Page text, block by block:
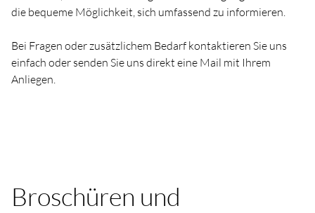
die bequeme Möglichkeit, sich umfassend zu informieren.
Bei Fragen oder zusätzlichem Bedarf kontaktieren Sie uns
einfach oder senden Sie uns direkt eine Mail mit Ihrem
Anliegen.
Broschüren und